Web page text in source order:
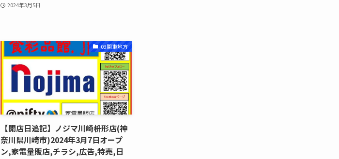
2024年3月5日
03関東地方
【開店日追記】ノジマ川崎枡形店(神
奈川県川崎市)2024年3月7日オープ
ン,家電量販店,チラシ,広告,特売,日